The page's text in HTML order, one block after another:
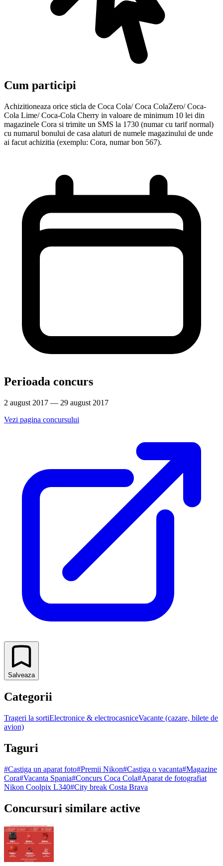
Cum participi
Achizitioneaza orice sticla de Coca Cola/ Coca ColaZero/ Coca-
Cola Lime/ Coca-Cola Cherry in valoare de minimum 10 lei din
magazinele Cora si trimite un SMS la 1730 (numar cu tarif normal)
cu numarul bonului de casa alaturi de numele magazinului de unde
ai facut achizitia (exemplu: Cora, numar bon 567).
Perioada concurs
2 august 2017 — 29 august 2017
Vezi pagina concursului
Salveaza
Categorii
Trageri la sortiElectronice & electrocasniceVacante (cazare, bilete de
avion)
Taguri
#Castiga un aparat foto#Premii Nikon#Castiga o vacanta#Magazine
Cora#Vacanta Spania#Concurs Coca Cola#Aparat de fotografiat
Nikon Coolpix L340#City break Costa Brava
Concursuri similare active